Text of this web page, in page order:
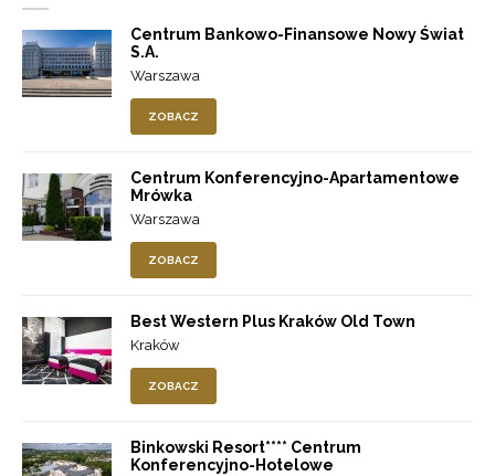
Centrum Bankowo-Finansowe Nowy Świat
S.A.
Warszawa
ZOBACZ
Centrum Konferencyjno-Apartamentowe
Mrówka
Warszawa
ZOBACZ
Best Western Plus Kraków Old Town
Kraków
ZOBACZ
Binkowski Resort**** Centrum
Konferencyjno-Hotelowe